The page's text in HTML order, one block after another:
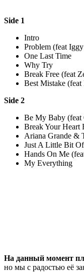
Side 1
Intro
Problem (feat
One Last Time
Why Try
Break Free (feat
Best Mistake (feat
Side 2
Be My Baby (feat
Break Your Heart
Ariana Grande &
Just A Little Bit
Hands On Me
My Everything
На данный момент
но мы с радостью её